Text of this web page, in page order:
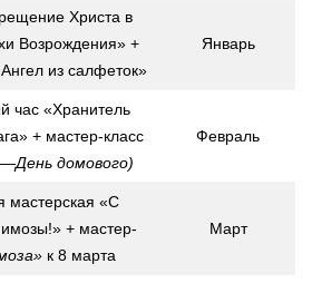
библиотека №5
п. Бердь №29
сельская библиотека №7
сельская библиотека №8
библиотека №9
сельская библиотека №10
качества
качества деятельности
Христа в
Возрождения» +
из салфеток»
Январь
час «Хранитель
+ мастер-класс
—День домового)
Февраль
мастерская «С
+ мастер-
к 8 марта
Март